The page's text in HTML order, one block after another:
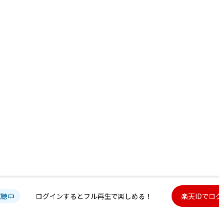
中 ログインするとフル再生で楽しめる！ 楽天IDでロ